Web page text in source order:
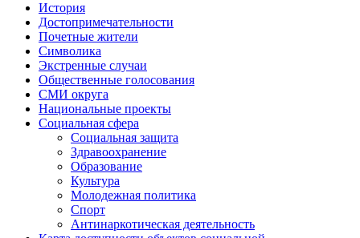
История
Достопримечательности
Почетные жители
Символика
Экстренные случаи
Общественные голосования
СМИ округа
Национальные проекты
Социальная сфера
Социальная защита
Здравоохранение
Образование
Культура
Молодежная политика
Спорт
Антинаркотическая деятельность